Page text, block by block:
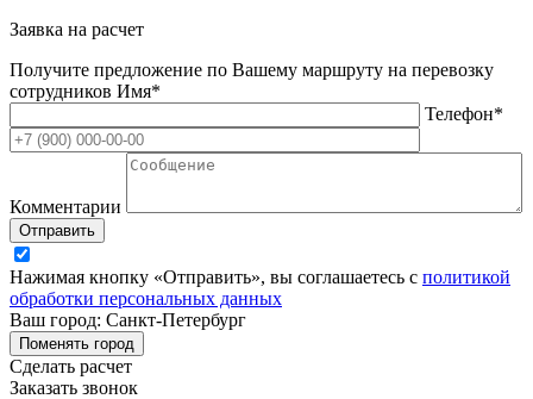
Заявка на расчет
Получите предложение по Вашему маршруту на перевозку
сотрудников Имя*
Телефон*
Комментарии
Отправить
Нажимая кнопку «Отправить», вы соглашаетесь с политикой
обработки персональных данных
Ваш город: Санкт-Петербург
Поменять город
Сделать расчет
Заказать звонок